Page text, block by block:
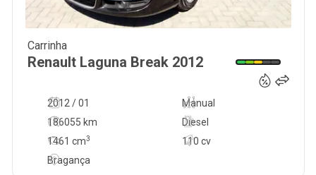
Carrinha
Renault Laguna Break 2012
2012 / 01
Manual
186055 km
110 cv
Diesel
1461 cm3
Bragança